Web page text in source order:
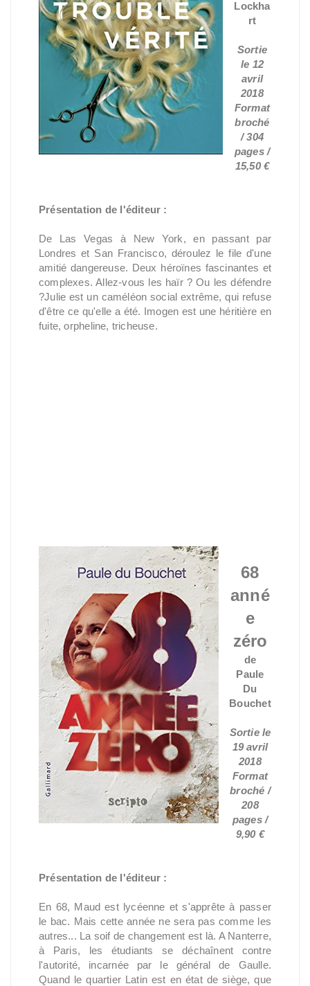
Lockha
rt
Sortie
le 12
avril
2018
Format
broché
/ 304
pages /
15,50 €
Présentation de l'éditeur :
De Las Vegas à New York, en passant par
Londres et San Francisco, déroulez le file d'une
amitié dangereuse. Deux héroïnes fascinantes et
complexes. Allez-vous les haïr ? Ou les défendre
?Julie est un caméléon social extrême, qui refuse
d'être ce qu'elle a été. Imogen est une héritière en
fuite, orpheline, tricheuse.
68
anné
e
zéro
de
Paule
Du
Bouchet
Sortie le
19 avril
2018
Format
broché /
208
pages /
9,90 €
Présentation de l'éditeur :
En 68, Maud est lycéenne et s'apprête à passer
le bac. Mais cette année ne sera pas comme les
autres... La soif de changement est là. A Nanterre,
à Paris, les étudiants se déchaînent contre
l'autorité, incarnée par le général de Gaulle.
Quand le quartier Latin est en état de siège, que